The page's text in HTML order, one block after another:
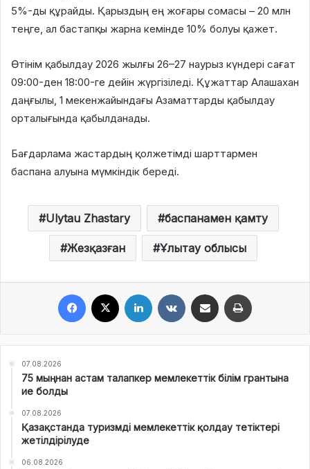
5%-ды құрайды. Қарыздың ең жоғары сомасы – 20 млн
теңге, ал бастапқы жарна кемінде 10% болуы қажет.
Өтінім қабылдау 2026 жылғы 26–27 наурыз күндері сағат
09:00-ден 18:00-ге дейін жүргізіледі. Құжаттар Алашахан
даңғылы, 1 мекенжайындағы Азаматтарды қабылдау
орталығында қабылданады.
Бағдарлама жастардың қолжетімді шарттармен
баспана алуына мүмкіндік береді.
Ulytau Zhastary баспанамен қамту
Жезқазған Ұлытау облысы
07.08.2026
75 мыңнан астам талапкер мемлекеттік білім грантына
ие болды
07.08.2026
Қазақстанда туризмді мемлекеттік қолдау тетіктері
жетілдірілуде
06.08.2026